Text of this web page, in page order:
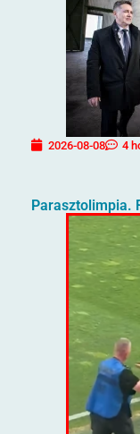
2026-08-08 4
Parasztolimpia.